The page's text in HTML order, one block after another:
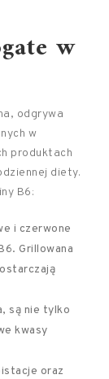
w
odgrywa
w
produktach
diety.
B6:
i czerwone
Grillowana
są nie tylko
kwasy
oraz